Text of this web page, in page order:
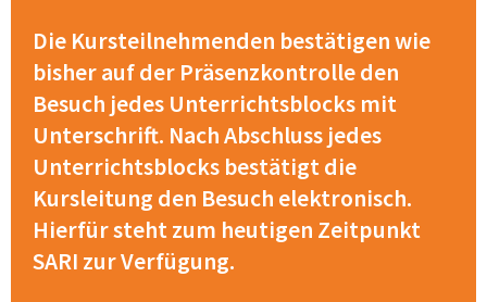
Die Kursteilnehmenden bestätigen wie
bisher auf der Präsenzkontrolle den
Besuch jedes Unterrichtsblocks mit
Unterschrift. Nach Abschluss jedes
Unterrichtsblocks bestätigt die
Kursleitung den Besuch elektronisch.
Hierfür steht zum heutigen Zeitpunkt
SARI zur Verfügung.